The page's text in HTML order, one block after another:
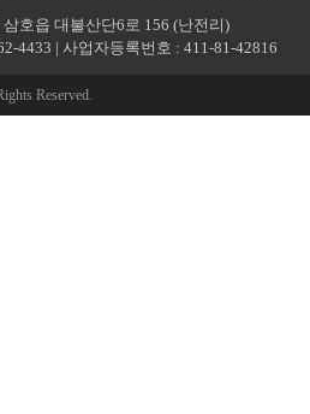
호읍 대불산단6로 156 (난전리)
4433 | 사업자등록번호 : 411-81-42816
Reserved.